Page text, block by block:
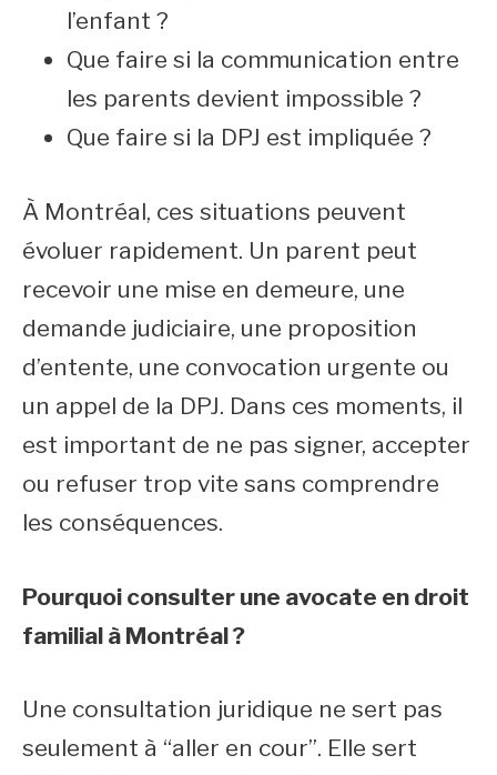
l’enfant ?
Que faire si la communication entre
les parents devient impossible ?
Que faire si la DPJ est impliquée ?
À Montréal, ces situations peuvent
évoluer rapidement. Un parent peut
recevoir une mise en demeure, une
demande judiciaire, une proposition
d’entente, une convocation urgente ou
un appel de la DPJ. Dans ces moments, il
est important de ne pas signer, accepter
ou refuser trop vite sans comprendre
les conséquences.
Pourquoi consulter une avocate en droit
familial à Montréal ?
Une consultation juridique ne sert pas
seulement à “aller en cour”. Elle sert